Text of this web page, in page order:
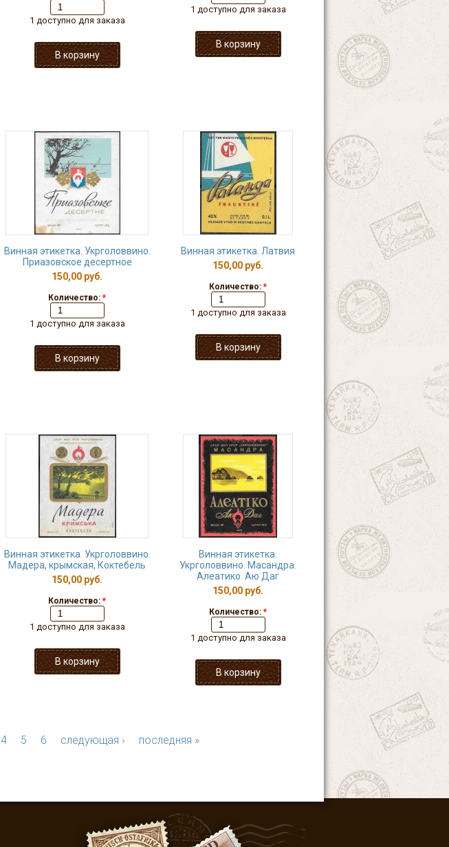
1 доступно для заказа
1 доступно для заказа
Винная этикетка. Укрголоввино.
Приазовское десертное
150,00 руб.
Количество: *
1 доступно для заказа
Винная этикетка. Латвия
150,00 руб.
Количество: *
1 доступно для заказа
Винная этикетка. Укрголоввино.
Мадера, крымская, Коктебель
150,00 руб.
Количество: *
1 доступно для заказа
Винная этикетка.
Укрголоввино. Масандра.
Алеатико. Аю Даг
150,00 руб.
Количество: *
1 доступно для заказа
4 5 6 следующая › последняя »